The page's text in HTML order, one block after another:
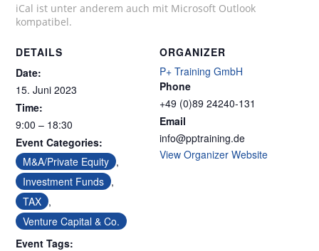
iCal ist unter anderem auch mit Microsoft Outlook
kompatibel.
DETAILS
Date:
15. Juni 2023
Time:
9:00 – 18:30
Event Categories:
M&A/Private Equity ,
Investment Funds ,
TAX ,
Venture Capital & Co.
Event Tags:
ORGANIZER
P+ Training GmbH
Phone
+49 (0)89 24240-131
Email
info@pptraining.de
View Organizer Website